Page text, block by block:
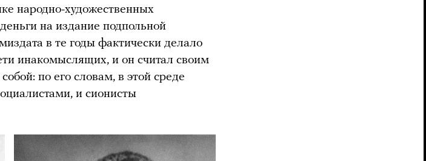
народно-художественных
на издание подпольной
в те годы фактически делало
инакомыслящих, и он считал своим
по его словам, в этой среде
и сионисты